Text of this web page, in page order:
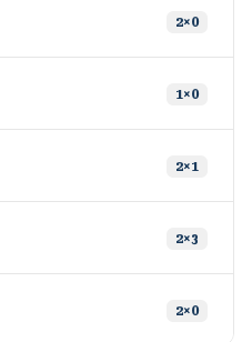
2×0
1×0
2×1
2×3
2×0